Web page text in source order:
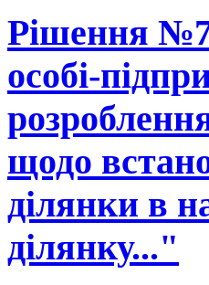
Рішення
особі-
щодо
ділянки в
ділянку..."